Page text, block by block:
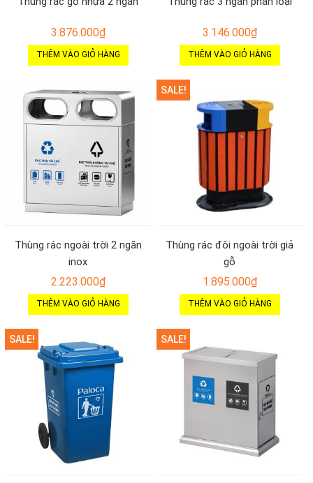
3.876.000₫
THÊM VÀO GIỎ HÀNG
3.146.000₫
THÊM VÀO GIỎ HÀNG
Thùng rác ngoài trời 2 ngăn
inox
2.223.000₫
THÊM VÀO GIỎ HÀNG
SALE!
Thùng rác đôi ngoài trời giả
gỗ
1.895.000₫
THÊM VÀO GIỎ HÀNG
SALE! SALE!